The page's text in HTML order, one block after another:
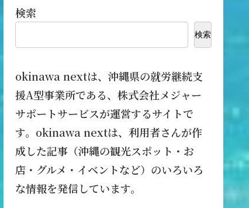
検索
検索
okinawa nextは、沖縄県の就労継続支
援A型事業所である、株式会社メジャー
サポートサービスが運営するサイトで
す。okinawa nextは、利用者さんが作
成した記事（沖縄の観光スポット・お
店・グルメ・イベントなど）のいろいろ
な情報を発信しています。